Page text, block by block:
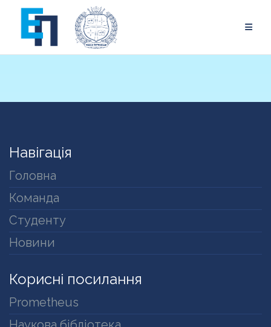
content
Навігація
Головна
Команда
Студенту
Новини
Корисні посилання
Prometheus